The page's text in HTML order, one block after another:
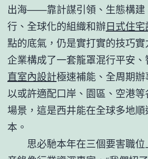
出海——靠計謀引領、生態構建
行、全球化的組織和辦日式住
點的底氣，仍是實打實的技巧實
企業構成了一套籠罩混行平安、
直室內設計極速補能、全周期
以或許適配口岸、園區、空港
場景，這是西井能在全球多地
本。
思必馳本年在三個要害職